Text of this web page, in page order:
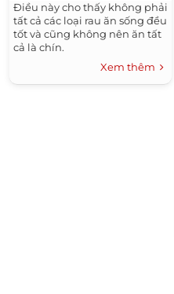
Điều này cho thấy không phải
tất cả các loại rau ăn sống đều
tốt và cũng không nên ăn tất
cả là chín.
Xem thêm